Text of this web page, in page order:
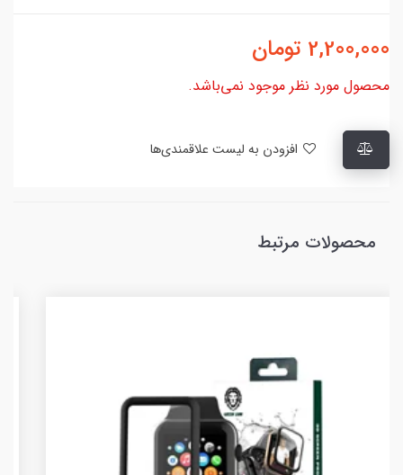
2,200,000 تومان
محصول مورد نظر موجود نمی‌باشد.
محصولات مرتبط